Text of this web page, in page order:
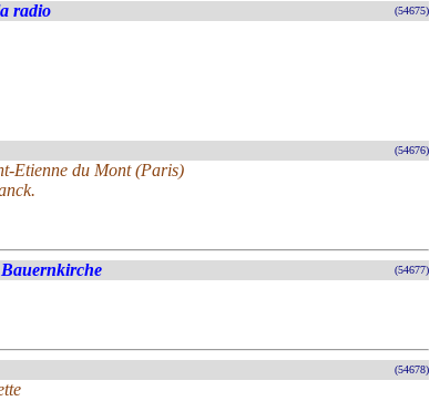
radio (54675)
(54676)
Etienne du Mont (Paris)
Bauernkirche (54677)
(54678)